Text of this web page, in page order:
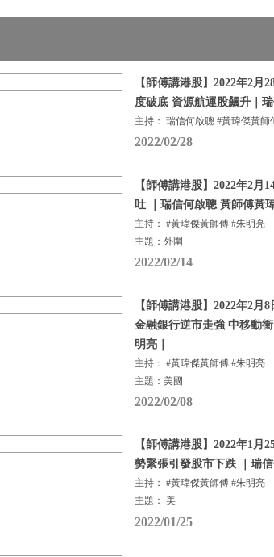
【師傅講港股】2022年2
度破底 資源航運股飆升｜
主持： 瑞信何啟聰 #黃瑋傑黃師
2022/02/28
【師傅講港股】2022年2月
吐 ｜瑞信何啟聰 黃師傅黃
主持： #黃瑋傑黃師傅 #朱明亮
主題：外圍
2022/02/14
【師傅講港股】2022年2月
金融銀行逆市走強 中移動
明亮｜
主持： #黃瑋傑黃師傅 #朱明亮
主題：美國
2022/02/08
【師傅講港股】2022年1
勢緊張引發股市下跌 ｜瑞
主持： #黃瑋傑黃師傅 #朱明亮
主題： 美
2022/01/25